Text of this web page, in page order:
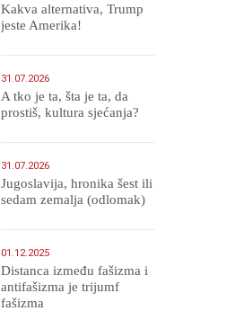
Kakva alternativa, Trump
jeste Amerika!
31.07.2026
A tko je ta, šta je ta, da
prostiš, kultura sjećanja?
31.07.2026
Jugoslavija, hronika šest ili
sedam zemalja (odlomak)
01.12.2025
Distanca između fašizma i
antifašizma je trijumf
fašizma